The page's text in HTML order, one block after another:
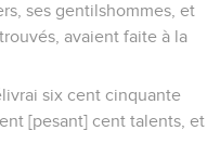
ses gentilshommes, et
avaient faite à la
six cent cinquante
[pesant] cent talents, et